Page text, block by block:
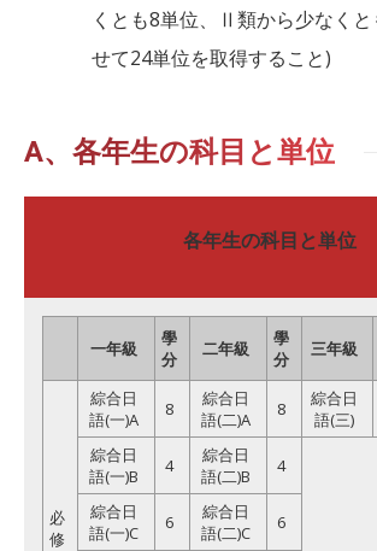
くとも8単位、Ⅱ類から少なく
せて24単位を取得すること)
A、各年生の科目と単位
各年生の科目と単位
一年級
學
分
二年級
學
分
三年級
必
修
綜合日
語(一)A
8
綜合日
語(二)A
8
綜合日
語(三)
綜合日
語(一)B
4
綜合日
語(二)B
4
綜合日
語(一)C
6
綜合日
語(二)C
6